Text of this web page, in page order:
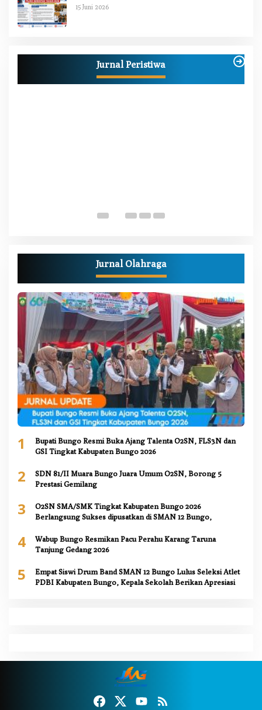
15 Juni 2026
Jurnal Peristiwa
PSI Batch-1, Siap Perkuat Kiprah Politik dari
Di Berita, Bungo, Daerah, Nasional, Peristiwa, Politik
Jurnal Olahraga
1
Bupati Bungo Resmi Buka Ajang Talenta O2SN, FLS3N dan
GSI Tingkat Kabupaten Bungo 2026
2
SDN 81/II Muara Bungo Juara Umum O2SN, Borong 5
Prestasi Gemilang
3
O2SN SMA/SMK Tingkat Kabupaten Bungo 2026
Berlangsung Sukses dipusatkan di SMAN 12 Bungo,
4
Wabup Bungo Resmikan Pacu Perahu Karang Taruna
Tanjung Gedang 2026
5
Empat Siswi Drum Band SMAN 12 Bungo Lulus Seleksi Atlet
PDBI Kabupaten Bungo, Kepala Sekolah Berikan Apresiasi